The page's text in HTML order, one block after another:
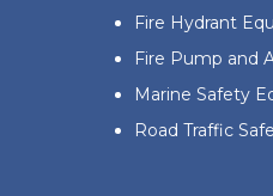
Fire Hydrant
Fire Pump and
Marine Safety
Road Traffic